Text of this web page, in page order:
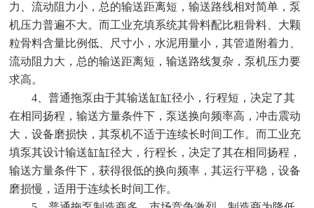
力、流动阻力小，总的输送距离短，输送路线相对简单，泵
机压力普遍不大。而工业充填系统其骨料配比粗骨料、大颗
粒骨料含量比例低、尺寸小，水泥用量小，其管道附着力、
流动阻力大，总的输送距离短，输送路线复杂，泵机压力要
求高。
4、普通拖泵由于其输送缸缸径小，行程短，决定了其
在相同扬程，输送方量条件下，泵送换向频率高，冲击震动
大，设备磨损快，其泵机不适于连续长时间工作。而工业充
填泵其设计输送缸缸径大，行程长，决定了其在相同扬程，
输送方量条件下，获得很低的换向频率，其运行平稳，设备
磨损慢，适用于连续长时间工作。